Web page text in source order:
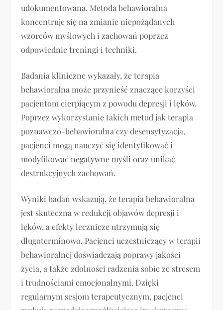
udokumentowana. Metoda behawioralna
koncentruje się na zmianie niepożądanych
wzorców myślowych i zachowań poprzez
odpowiednie treningi i techniki.
Badania kliniczne wykazały, że terapia
behawioralna może przynieść znaczące korzyści
pacjentom cierpiącym z powodu depresji i lęków.
Poprzez wykorzystanie takich metod jak terapia
poznawczo-behawioralna czy desensytyzacja,
pacjenci mogą nauczyć się identyfikować i
modyfikować negatywne myśli oraz unikać
destrukcyjnych zachowań.
Wyniki badań wskazują, że terapia behawioralna
jest skuteczna w redukcji objawów depresji i
lęków, a efekty lecznicze utrzymują się
długoterminowo. Pacjenci uczestniczący w terapii
behawioralnej doświadczają poprawy jakości
życia, a także zdolności radzenia sobie ze stresem
i trudnościami emocjonalnymi. Dzięki
regularnym sesjom terapeutycznym, pacjenci